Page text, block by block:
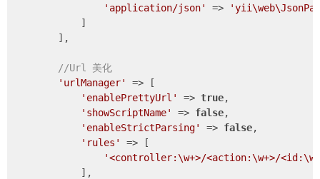
'application/json'
=>
            ]
        ],
//Url 美化
'urlManager'
=> [
'enablePrettyUrl'
=> true,
'showScriptName'
=> false,
'enableStrictParsing'
=> false,
'rules'
=> [
'<controller:\w+>/<action:\w+>/
            ],